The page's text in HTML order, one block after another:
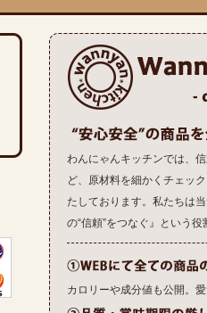
わんにゃんキッチンでは、
ど、原材料を細かくチェッ
たしております。私たちは
の“信頼”をつなぐ』という
カロリーや成分値も公開。